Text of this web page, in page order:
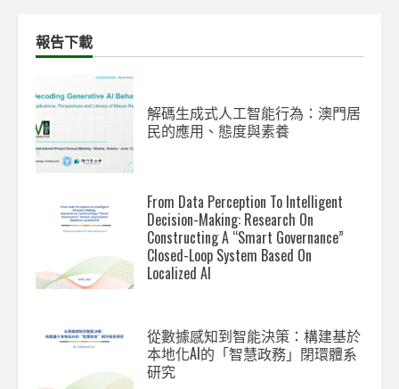
報告下載
解碼生成式人工智能行為：澳門居
民的應用、態度與素養
From Data Perception To Intelligent
Decision-Making: Research On
Constructing A “Smart Governance”
Closed-Loop System Based On
Localized AI
從數據感知到智能決策：構建基於
本地化AI的「智慧政務」閉環體系
研究